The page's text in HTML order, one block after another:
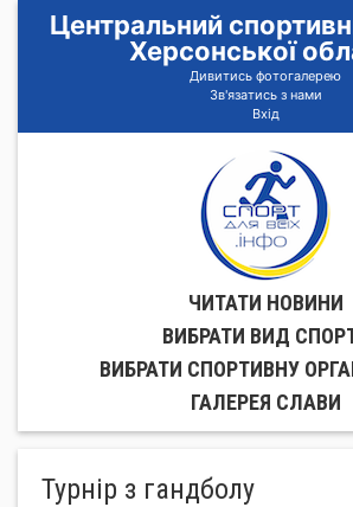
Центральний
Херсонської
Дивитись фотогалерею
Зв'язатись з нами
Вхід
ЧИТАТИ НОВИНИ
ВИБРАТИ ВИД
ВИБРАТИ СПОРТИВНУ
ГАЛЕРЕЯ СЛАВИ
Турнір з гандболу